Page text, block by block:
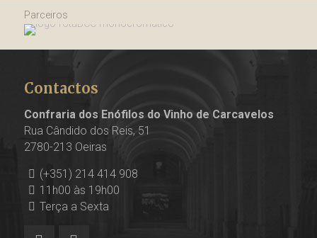
Parceiros
Contactos
Confraria dos Enófilos do Vinho de Carcavelos
Rua Cândido dos Reis, 51
2780-213 Oeiras
(+351) 214 414 908
11h00 às 19h00
Terça a Sexta